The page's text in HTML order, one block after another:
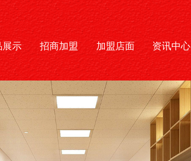
展示 招商加盟 加盟店面 资讯中心